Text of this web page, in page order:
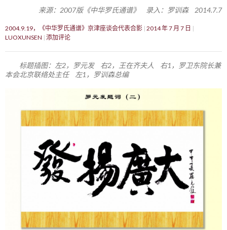
来源：2007版《中华罗氏通谱》 录入：罗训森 2014.7.7
2004.9.19，《中华罗氏通谱》京津座谈会代表合影 2014 年 7 月 7 日
LUOXUNSEN 添加评论
标题插图：左2，罗元发 右2，王在齐夫人 右1，罗卫东院长兼
本会北京联络处主任 左1，罗训森总编